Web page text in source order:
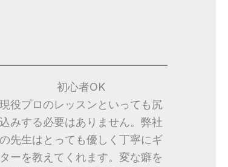
初心者OK
現役プロのレッスンといっても尻
込みする必要はありません。弊社
の先生はとっても優しく丁寧にギ
ターを教えてくれます。変な癖を